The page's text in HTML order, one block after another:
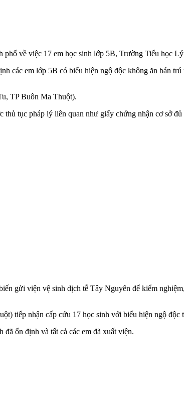
về việc 17 em học sinh lớp 5B, Trường Tiểu học
các em lớp 5B có biểu hiện ngộ độc không ăn bán
TP Buôn Ma Thuột).
tục pháp lý liên quan như giấy chứng nhận cơ sở
gửi viện vệ sinh dịch tễ Tây Nguyên để kiểm
tiếp nhận cấp cứu 17 học sinh với biểu hiện ngộ độc
ổn định và tất cả các em đã xuất viện.